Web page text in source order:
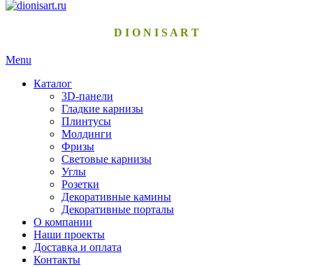
D I O N I S A R T
Menu
Каталог
3D-панели
Гладкие карнизы
Плинтусы
Молдинги
Фризы
Световые карнизы
Углы
Розетки
Декоративные камины
Декоративные порталы
О компании
Наши проекты
Доставка и оплата
Контакты